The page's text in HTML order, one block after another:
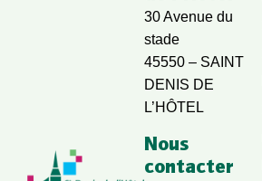
30 Avenue du
stade
45550 – SAINT
DENIS DE
L’HÔTEL
Nous
contacter